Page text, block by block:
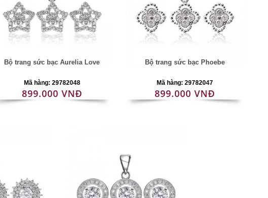
Bộ trang sức bạc Aurelia Love
Mã hàng: 29782048
899.000 VNĐ
Bộ trang sức bạc Phoebe
Mã hàng: 29782047
899.000 VNĐ